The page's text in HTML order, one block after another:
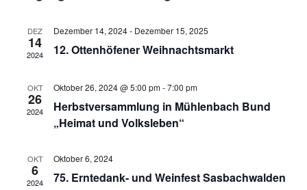
DEZ
14
2024
Dezember 14, 2024- Dezember 15, 2025
12. Ottenhöfener Weihnachtsmarkt
OKT
26
2024
Oktober 26, 2024 @ 5:00 pm-7:00 pm
Herbstversammlung in Mühlenbach Bund
„Heimat und Volksleben“
OKT
6
2024
Oktober 6, 2024
75. Erntedank- und Weinfest Sasbachwalden